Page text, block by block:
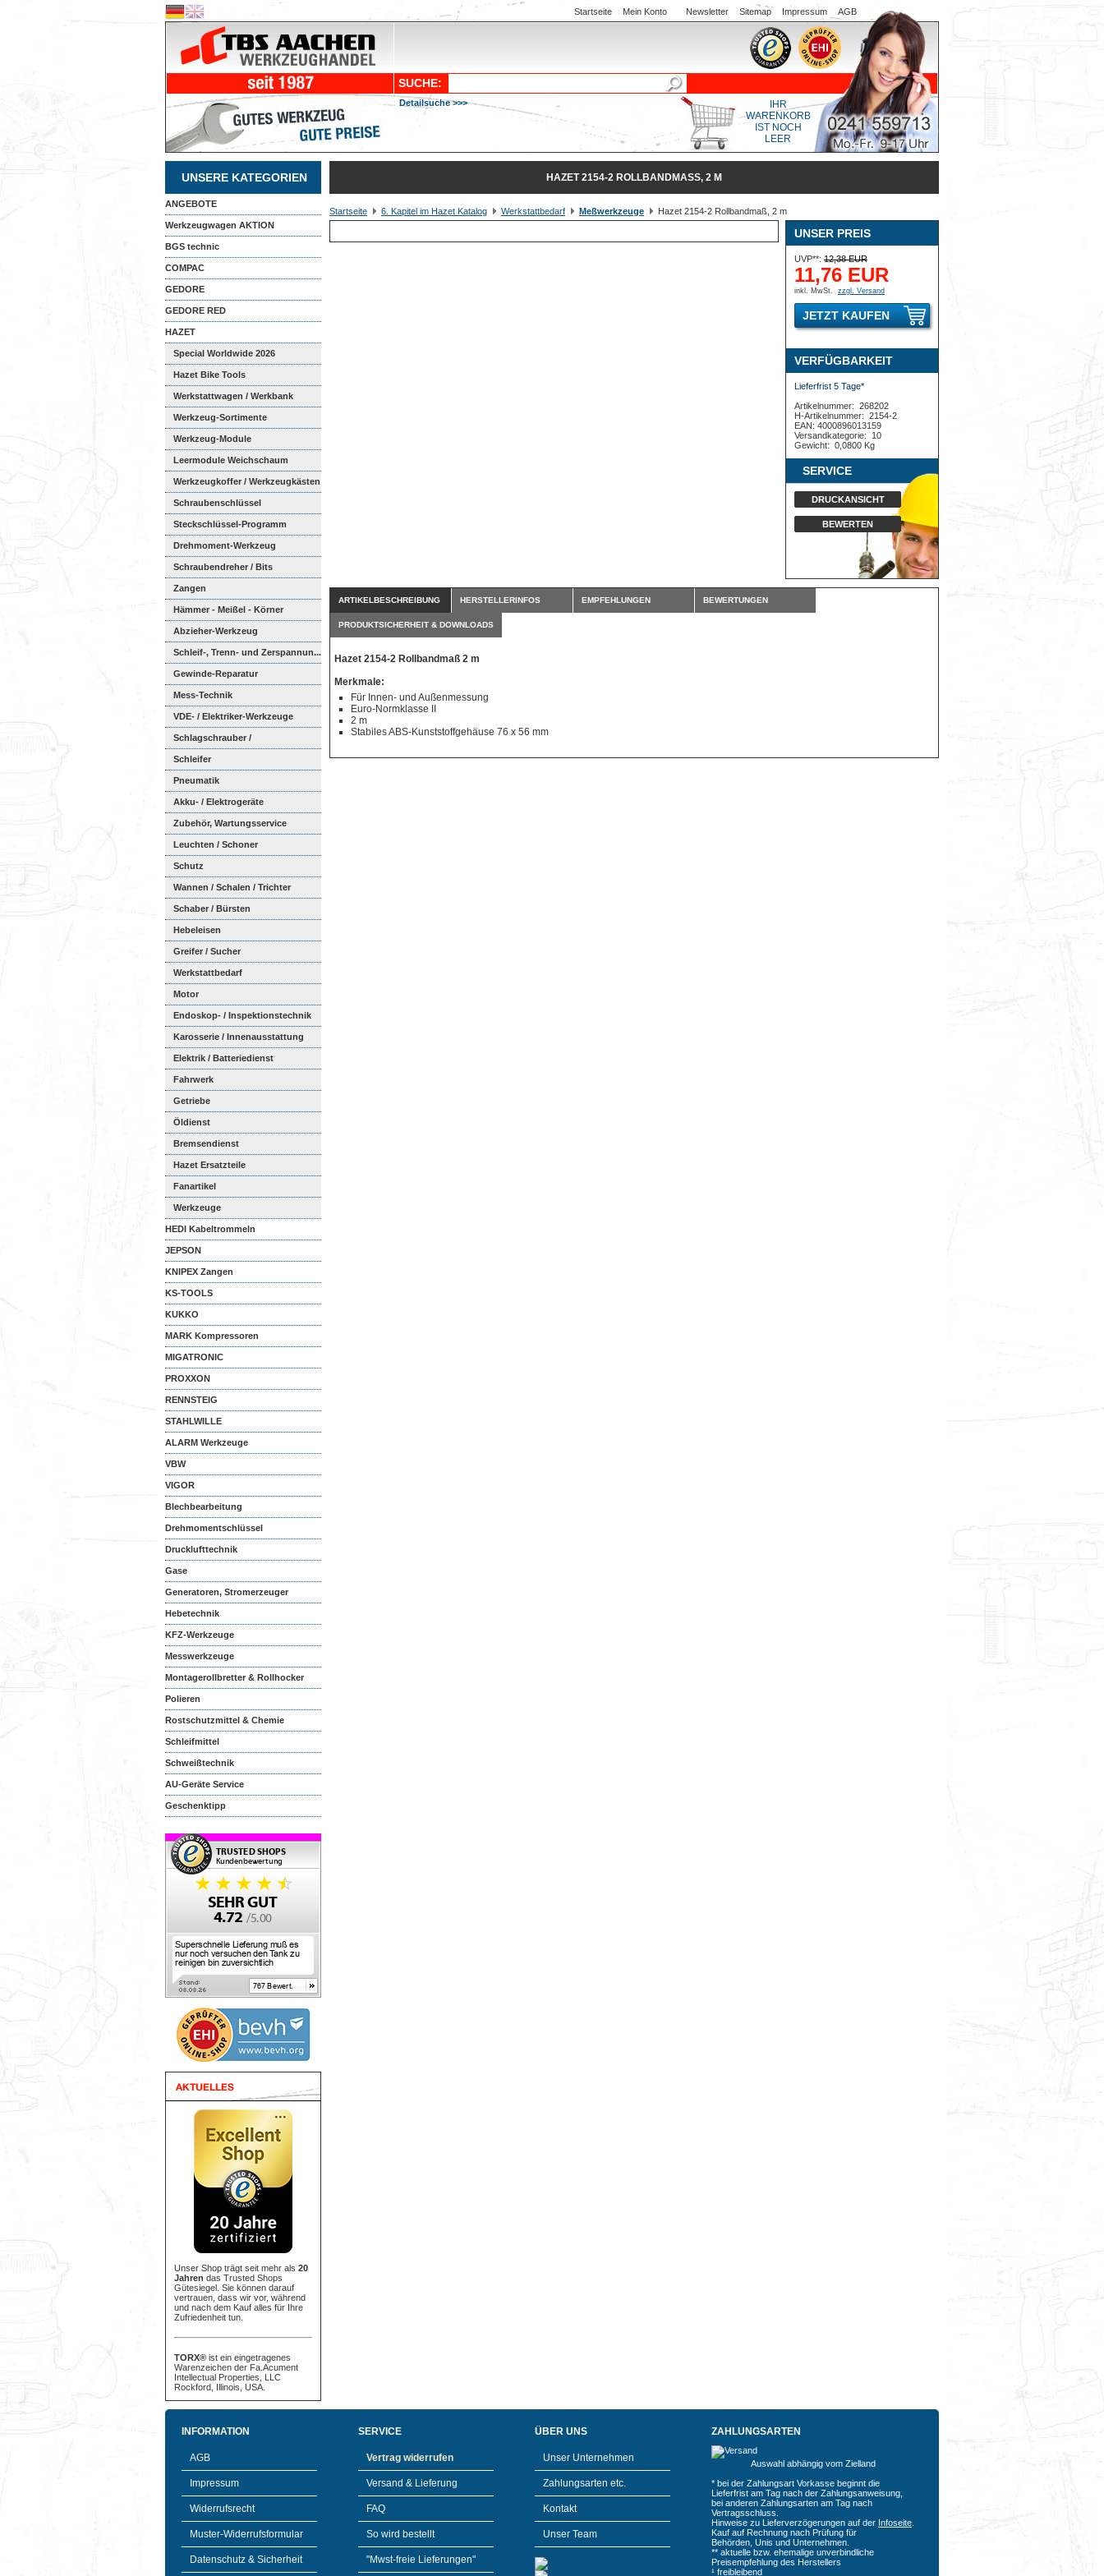
Startseite Mein Konto Newsletter Sitemap Impressum AGB
SUCHE:
Detailsuche >>>
IHR
WARENKORB
IST NOCH
LEER
UNSERE KATEGORIEN
ANGEBOTE
Werkzeugwagen AKTION
BGS technic
COMPAC
GEDORE
GEDORE RED
HAZET
Special Worldwide 2026
Hazet Bike Tools
Werkstattwagen / Werkbank
Werkzeug-Sortimente
Werkzeug-Module
Weichschaumeinl...
Leermodule Weichschaum
Werkzeugkoffer / Werkzeugkästen
Schraubenschlüssel
Steckschlüssel-Programm
Drehmoment-Werkzeug
Schraubendreher / Bits
Zangen
Hämmer - Meißel - Körner
Abzieher-Werkzeug
Schleif-, Trenn- und Zerspannun...
Gewinde-Reparatur
Mess-Technik
VDE- / Elektriker-Werkzeuge
Schlagschrauber /
Ratschenschra...
Schleifer
Pneumatik
Akku- / Elektrogeräte
Zubehör, Wartungsservice
Leuchten / Schoner
Schutz
Wannen / Schalen / Trichter
Schaber / Bürsten
Hebeleisen
Greifer / Sucher
Werkstattbedarf
Motor
Endoskop- / Inspektionstechnik
Karosserie / Innenausstattung
Elektrik / Batteriedienst
Fahrwerk
Getriebe
Öldienst
Bremsendienst
Hazet Ersatzteile
Fanartikel
Werkzeuge
HEDI Kabeltrommeln
JEPSON
KNIPEX Zangen
KS-TOOLS
KUKKO
MARK Kompressoren
MIGATRONIC
PROXXON
RENNSTEIG
STAHLWILLE
ALARM Werkzeuge
VBW
VIGOR
Blechbearbeitung
Drehmomentschlüssel
Drucklufttechnik
Gase
Generatoren, Stromerzeuger
Hebetechnik
KFZ-Werkzeuge
Messwerkzeuge
Montagerollbretter & Rollhocker
Polieren
Rostschutzmittel & Chemie
Schleifmittel
Schweißtechnik
AU-Geräte Service
Geschenktipp
Unser Shop trägt seit mehr als 20
Jahren das Trusted Shops
Gütesiegel. Sie können darauf
vertrauen, dass wir vor, während
und nach dem Kauf alles für Ihre
Zufriedenheit tun.
TORX® ist ein eingetragenes
Warenzeichen der Fa.Acument
Intellectual Properties, LLC
Rockford, Illinois, USA.
HAZET 2154-2 ROLLBANDMASS, 2 M
Startseite 6. Kapitel im Hazet Katalog Werkstattbedarf Meßwerkzeuge Hazet 2154-2 Rollbandmaß, 2 m
UNSER PREIS
UVP**: 12,38 EUR
11,76 EUR
inkl. MwSt. zzgl. Versand
JETZT KAUFEN
VERFÜGBARKEIT
Lieferfrist 5 Tage*
Artikelnummer: 268202
H-Artikelnummer: 2154-2
EAN: 4000896013159
Versandkategorie:
10
Gewicht: 0,0800 Kg
SERVICE
DRUCKANSICHT
BEWERTEN
ARTIKELBESCHREIBUNG HERSTELLERINFOS EMPFEHLUNGEN BEWERTUNGEN
PRODUKTSICHERHEIT & DOWNLOADS
Hazet 2154-2 Rollbandmaß 2 m
Merkmale:
Für Innen- und Außenmessung
Euro-Normklasse II
2 m
Stabiles ABS-Kunststoffgehäuse 76 x 56 mm
INFORMATION
AGB
Impressum
Widerrufsrecht
Muster-Widerrufsformular
Datenschutz & Sicherheit
SERVICE
Vertrag widerrufen
Versand & Lieferung
FAQ
So wird bestellt
"Mwst-freie Lieferungen"
ÜBER UNS
Unser Unternehmen
Zahlungsarten etc.
Kontakt
Unser Team
ZAHLUNGSARTEN
Auswahl abhängig vom Zielland
* bei der Zahlungsart Vorkasse beginnt die
Lieferfrist am Tag nach der Zahlungsanweisung,
bei anderen Zahlungsarten am Tag nach
Vertragsschluss.
Hinweise zu Lieferverzögerungen auf der Infoseite
Kauf auf Rechnung nach Prüfung für
Behörden, Unis und Unternehmen.
** aktuelle bzw. ehemalige unverbindliche
Preisempfehlung des Herstellers
¹ freibleibend